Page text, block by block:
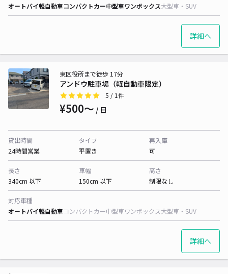
オートバイ軽自動車コンパクトカー中型車ワンボックス大型車・SUV
詳細へ
アンドウ駐車場（軽自動車限定）
東区役所まで徒歩 17分
5 / 1件
¥500〜 / 日
貸出時間
24時間営業
タイプ
平置き
再入庫
可
長さ
340cm 以下
車幅
150cm 以下
高さ
制限なし
対応車種
オートバイ軽自動車コンパクトカー中型車ワンボックス大型車・SUV
詳細へ